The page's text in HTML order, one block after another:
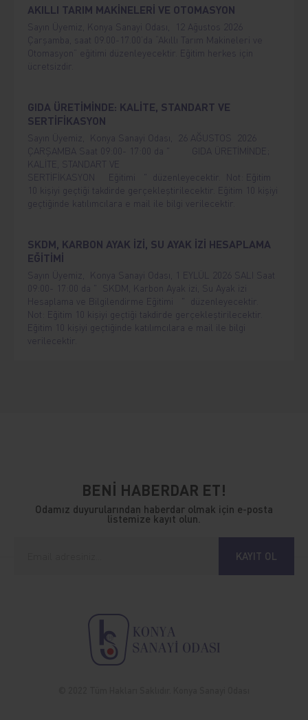
AKILLI TARIM MAKİNELERİ VE OTOMASYON
Sayın Üyemiz, Konya Sanayi Odası, 12 Ağustos 2026
Çarşamba, saat 09.00-17.00’da “Akıllı Tarım Makineleri ve
Otomasyon” eğitimi düzenleyecektir. Eğitim herkes için
ücretsizdir.
GIDA ÜRETİMİNDE: KALİTE, STANDART VE
SERTİFİKASYON
Sayın Üyemiz, Konya Sanayi Odası, 26 AĞUSTOS 2026
ÇARŞAMBA Saat 09:00- 17:00 da " GIDA ÜRETİMİNDE;
KALİTE, STANDART VE
SERTİFİKASYON Eğitimi " düzenleyecektir. Not: Eğitim
10 kişiyi geçtiği takdirde gerçekleştirilecektir. Eğitim 10 kişiyi
geçtiğinde katılımcılara e mail ile bilgi verilecektir.
SKDM, KARBON AYAK İZİ, SU AYAK İZİ HESAPLAMA
EĞİTİMİ
Sayın Üyemiz, Konya Sanayi Odası, 1 EYLÜL 2026 SALI Saat
09:00- 17:00 da " SKDM, Karbon Ayak izi, Su Ayak izi
Hesaplama ve Bilgilendirme Eğitimi " düzenleyecektir.
Not: Eğitim 10 kişiyi geçtiği takdirde gerçekleştirilecektir.
Eğitim 10 kişiyi geçtiğinde katılımcılara e mail ile bilgi
verilecektir.
BENİ HABERDAR ET!
Odamız duyurularından haberdar olmak için e-posta
listemize kayıt olun.
KAYIT OL